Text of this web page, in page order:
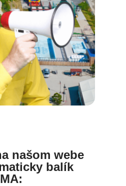
našom webe
balík